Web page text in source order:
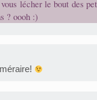
lécher le bout des
? oooh :)